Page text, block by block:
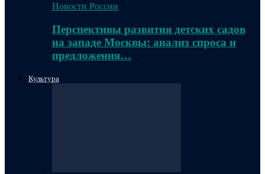
Новости России
Перспективы развития детских садов
на западе Москвы: анализ спроса и
предложения…
Культура